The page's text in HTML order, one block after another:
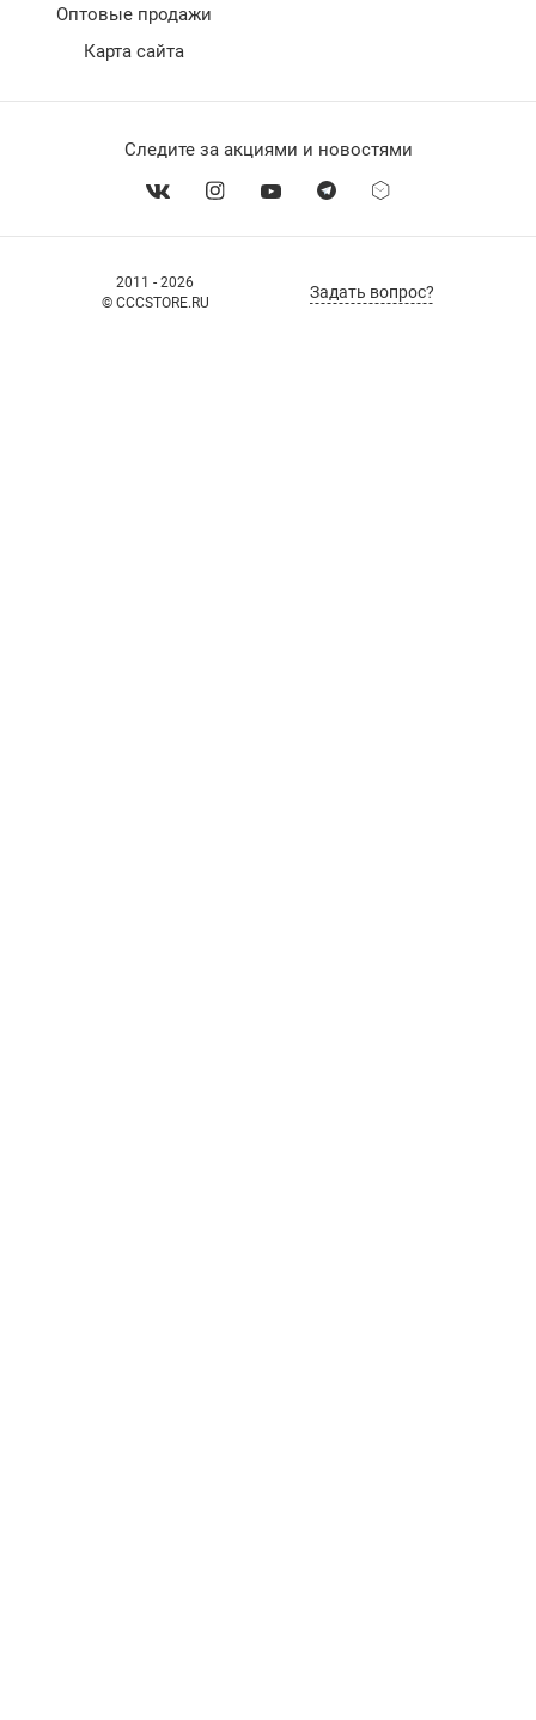
2011 - 2026
© CCCSTORE.RU
Задать вопрос?
Оптовые продажи
Карта сайта
Следите за акциями и новостями